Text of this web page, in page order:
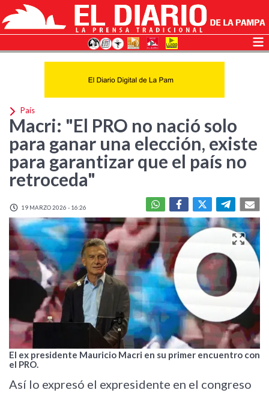
País
Macri: "El PRO no nació solo
para ganar una elección, existe
para garantizar que el país no
retroceda"
19 MARZO 2026 - 16:26
El ex presidente Mauricio Macri en su primer encuentro con
el PRO.
Así lo expresó el expresidente en el congreso